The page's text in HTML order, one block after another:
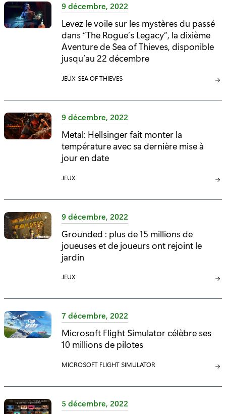
G
O
R
I
E
9 décembre, 2022
Levez le voile sur les mystères du passé
dans “The Rogue’s Legacy”, la dixième
Aventure de Sea of Thieves, disponible
jusqu’au 22 décembre
C
T
G
O
R
I
:
JEUX C
T
G
O
R
SEA OF THIEVES
9 décembre, 2022
Metal: Hellsinger fait monter la
température avec sa dernière mise à
jour en date
C
T
G
O
R
I
:
JEUX
9 décembre, 2022
Grounded : plus de 15 millions de
joueuses et de joueurs ont rejoint le
jardin
C
T
G
O
R
E
JEUX
7 décembre, 2022
Microsoft Flight Simulator célèbre ses
10 millions de pilotes
C
T
G
MICROSOFT FLIGHT SIMULATOR
5 décembre, 2022